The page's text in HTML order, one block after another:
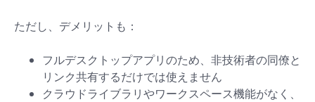
ただし、デメリットも：
フルデスクトップアプリのため、非技術者の同僚と
リンク共有するだけでは使えません
クラウドライブラリやワークスペース機能がなく、